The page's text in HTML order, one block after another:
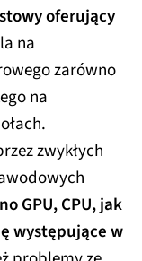
oferujący
na
zarówno
na
zwykłych
GPU, CPU, jak
występujące w